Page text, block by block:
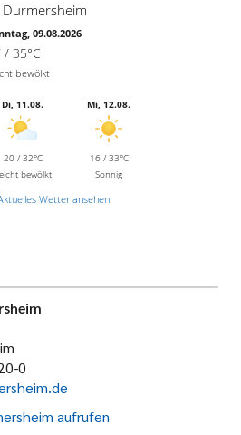
09.08.2026
/ 35°C
bewölkt
Di, 11.08.
20 / 32°C
bewölkt
Mi, 12.08.
16 / 33°C
Sonnig
Wetter ansehen
0
aufrufen